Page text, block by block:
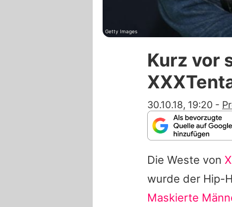
Getty Images
Kurz vor
30.10.18, 19:20 -
Die Weste von
wurde der Hip-
Maskierte